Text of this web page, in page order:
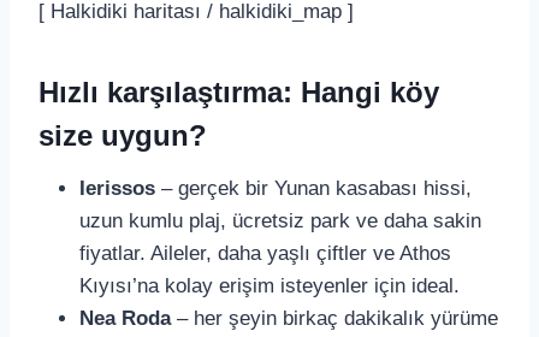
[ Halkidiki haritası / halkidiki_map ]
Hızlı karşılaştırma: Hangi köy
size uygun?
Ierissos – gerçek bir Yunan kasabası hissi,
uzun kumlu plaj, ücretsiz park ve daha sakin
fiyatlar. Aileler, daha yaşlı çiftler ve Athos
Kıyısı’na kolay erişim isteyenler için ideal.
Nea Roda– her şeyin birkaç dakikalık yürüme